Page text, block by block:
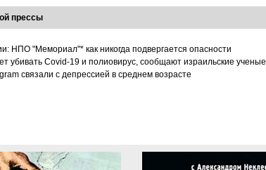
прессы
НПО "Мемориал"* как никогда подвергается опасности
убивать Covid-19 и полиовирус, сообщают израильские ученые
связали с депрессией в среднем возрасте